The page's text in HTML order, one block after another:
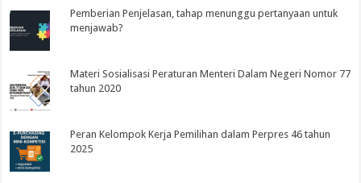
Pemberian Penjelasan, tahap menunggu pertanyaan untuk
menjawab?
Materi Sosialisasi Peraturan Menteri Dalam Negeri Nomor 77
tahun 2020
Peran Kelompok Kerja Pemilihan dalam Perpres 46 tahun
2025